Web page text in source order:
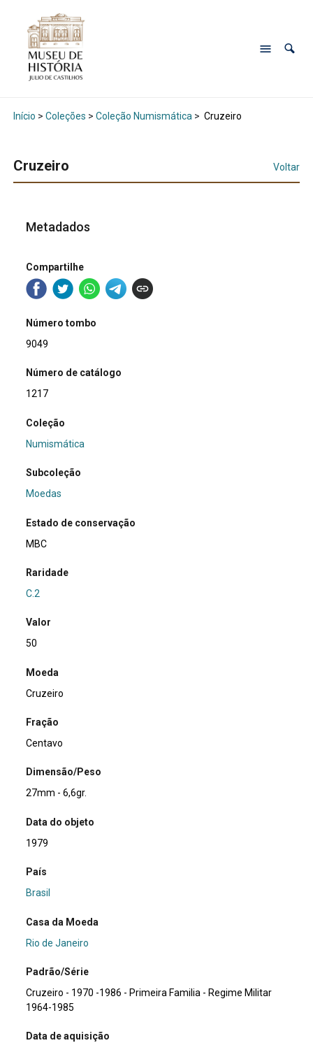
Início > Coleções > Coleção Numismática > Cruzeiro
Cruzeiro Voltar
Metadados
Compartilhe
Número tombo
9049
Número de catálogo
1217
Coleção
Numismática
Subcoleção
Moedas
Estado de conservação
MBC
Raridade
C.2
Valor
50
Moeda
Cruzeiro
Fração
Centavo
Dimensão/Peso
27mm - 6,6gr.
Data do objeto
1979
País
Brasil
Casa da Moeda
Rio de Janeiro
Padrão/Série
Cruzeiro - 1970 -1986 - Primeira Familia - Regime Militar
1964-1985
Data de aquisição